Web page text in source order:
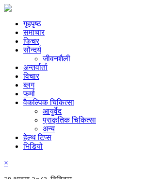
गृहपृष्ठ
समाचार
फिचर
सौन्दर्य
जीवनशैली
अन्तर्वार्ता
विचार
ब्लग
फर्मा
वैकल्पिक चिकित्सा
आयुर्वेद
प्राकृतिक चिकित्सा
अन्य
हेल्थ टिप्स
भिडियो
×